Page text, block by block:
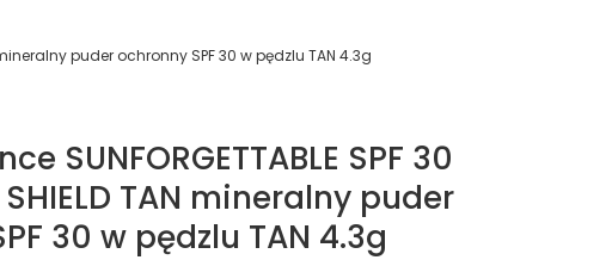
mineralny puder ochronny SPF 30 w pędzlu TAN 4.3g
SUNFORGETTABLE SPF 30
SHIELD TAN mineralny puder
30 w pędzlu TAN 4.3g